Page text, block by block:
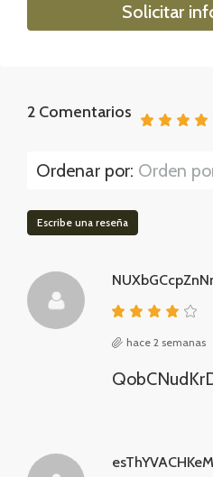
Solicitar
2 Comentarios
Ordenar por: Orden
Escribe una reseña
hace 2 semanas